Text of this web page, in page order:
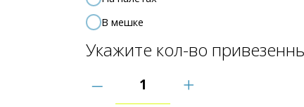
–
Куда нужно доставить коробки?
Вайлдберриз